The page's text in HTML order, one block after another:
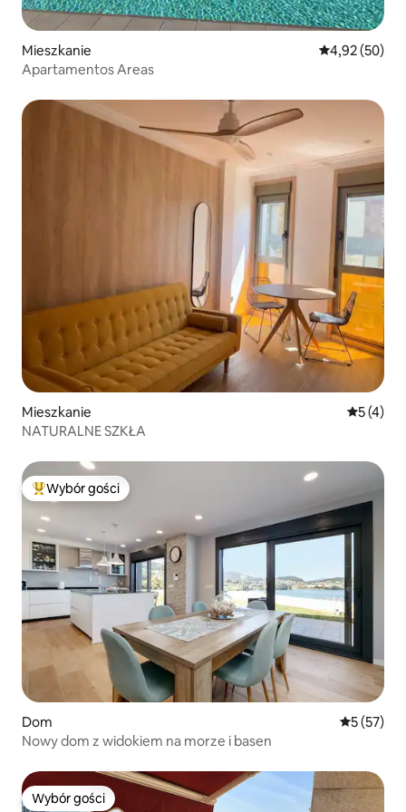
Mieszkanie Średnia
4,92 (50)
Apartamentos Areas
Mieszkanie Średnia
5 (4)
NATURALNE SZKŁA
Najpopularniejsze z kategorii Wybór gości
Wybór gości
Dom Średnia
5 (57)
Nowy dom z widokiem na morze i basen
Wybór gości
Wybór gości